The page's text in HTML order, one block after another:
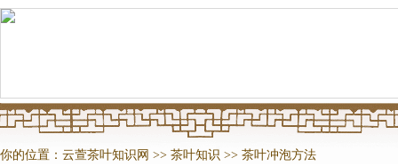
你的位置： 云萱茶叶知识网 >> 茶叶知识 >> 茶叶冲泡方法